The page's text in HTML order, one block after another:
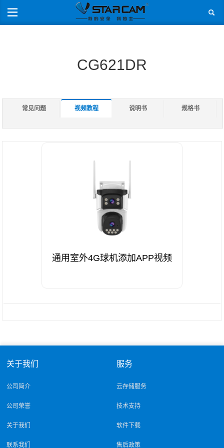
CG621DR
常见问题 视频教程 说明书 规格书
通用室外4G球机添加APP视频
关于我们
公司简介
公司荣誉
关于我们
联系我们
服务
云存储服务
技术支持
软件下载
售后政策